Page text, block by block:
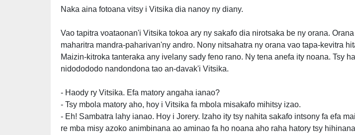
Naka aina fotoana vitsy i Vitsika dia nanoy ny diany.
Vao tapitra voataonan'i Vitsika tokoa ary ny sakafo dia nirotsaka be ny orana.
maharitra mandra-paharivan'ny andro. Nony nitsahatra ny orana vao tapa-kevitra
Maizin-kitroka tanteraka any ivelany sady feno rano. Ny tena anefa ity noana. Tsy
nidodododo nandondona tao an-davak'i Vitsika.
- Haody ry Vitsika. Efa matory angaha ianao?
- Tsy mbola matory aho, hoy i Vitsika fa mbola misakafo mihitsy izao.
- Eh! Sambatra lahy ianao. Hoy i Jorery. Izaho ity tsy nahita sakafo intsony fa efa
re mba misy azoko animbinana ao aminao fa ho noana aho raha hatory tsy